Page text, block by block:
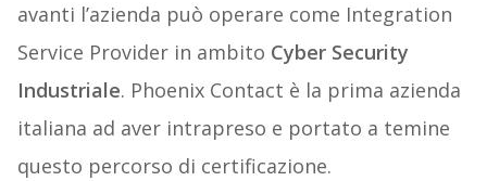
avanti l’azienda può operare come Integration
Service Provider in ambito Cyber Security
Industriale. Phoenix Contact è la prima azienda
italiana ad aver intrapreso e portato a temine
questo percorso di certificazione.